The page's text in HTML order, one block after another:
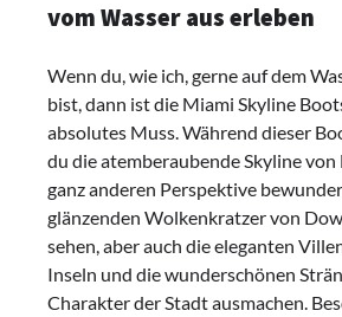
vom Wasser aus erleben
Wenn du, wie ich, gerne auf dem
bist, dann ist die Miami Skyline
absolutes Muss. Während dieser
du die atemberaubende Skyline
ganz anderen Perspektive
glänzenden Wolkenkratzer von
sehen, aber auch die eleganten
Inseln und die wunderschönen
Charakter der Stadt ausmachen.